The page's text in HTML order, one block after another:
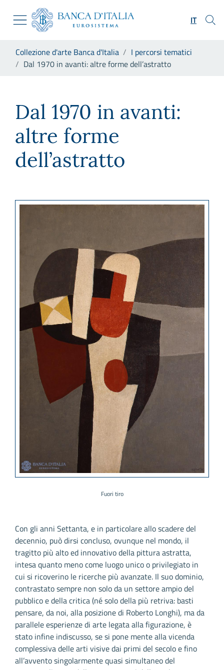
Skip to Main Content
Vai al sito istituzionale
Vai al menu di navigazione
Vai alla ricerca
Vai al footer
IT
Collezione d'arte Banca d'Italia
I percorsi tematici
Dal 1970 in avanti: altre forme dell’astratto
Dal 1970 in avanti:
altre forme
dell’astratto
Fuori tiro
Con gli anni Settanta, e in particolare allo scadere del
decennio, può dirsi concluso, ovunque nel mondo, il
tragitto più alto ed innovativo della pittura astratta,
intesa quanto meno come luogo unico o privilegiato in
cui si ricoverino le ricerche più avanzate. Il suo dominio,
contrastato sempre non solo da un settore ampio del
pubblico e della critica (né solo della più retriva: basti
pensare, da noi, alla posizione di Roberto Longhi), ma da
parallele esperienze di arte legata alla figurazione, è
stato infine indiscusso, se si pone mente alla vicenda
complessiva delle arti visive dai primi del secolo e fino
all’avvento singolarmente quasi simultaneo del